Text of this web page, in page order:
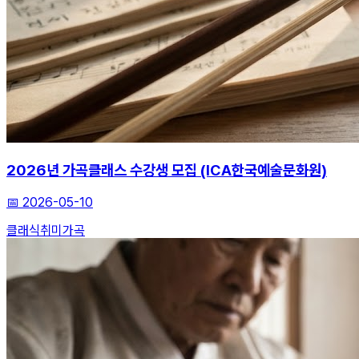
2026년 가곡클래스 수강생 모집 (ICA한국예술문화원)
📅 2026-05-10
클래식취미 가곡